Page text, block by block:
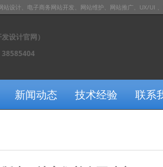
设计、电子商务网站开发、网站维护、网站推广、UX/UI
设计官网）
38585404
新闻动态 技术经验 联系